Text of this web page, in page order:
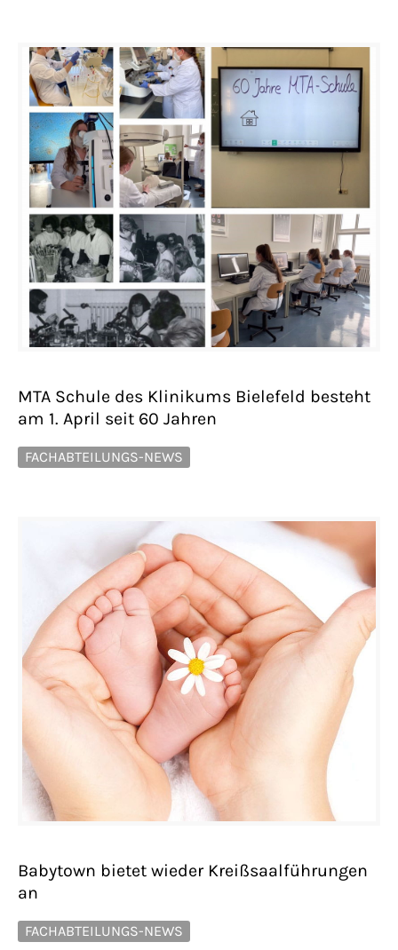
MTA Schule des Klinikums Bielefeld besteht
am 1. April seit 60 Jahren
FACHABTEILUNGS-NEWS
Babytown bietet wieder Kreißsaalführungen
an
FACHABTEILUNGS-NEWS